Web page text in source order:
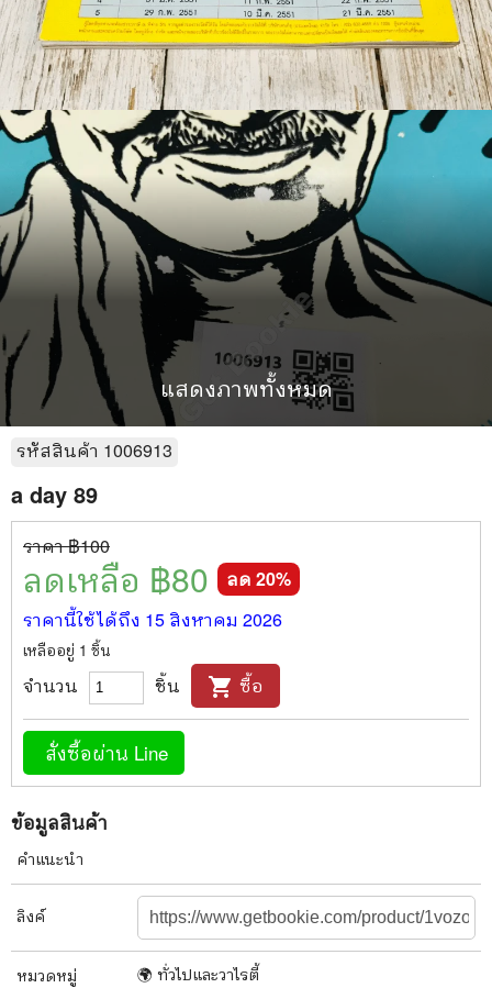
แสดงภาพทั้งหมด
รหัสสินค้า 1006913
a day 89
ราคา ฿100
ลดเหลือ ฿80 ลด 20%
ราคานี้ใช้ได้ถึง 15 สิงหาคม 2026
เหลืออยู่ 1 ชิ้น
จำนวน ชิ้น shopping_cart ซื้อ
สั่งซื้อผ่าน Line
ข้อมูลสินค้า
คำแนะนำ
ลิงค์
หมวดหมู่ 🌍 ทั่วไปและวาไรตี้